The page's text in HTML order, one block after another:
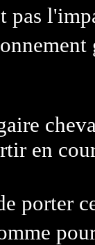
pas
en
porter